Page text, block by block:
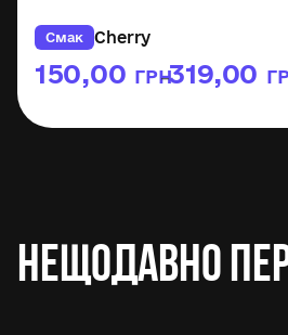
Смак Cherry
150,00 ГРН
–319,00
Нещодавно